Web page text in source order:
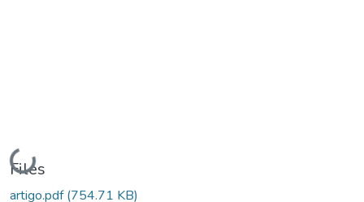
Loading...
Files
artigo.pdf(754.71 KB)